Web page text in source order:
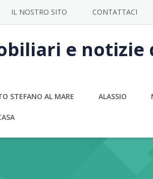
IL NOSTRO SITO CONTATTACI
e notizie
STEFANO AL MARE ALASSIO